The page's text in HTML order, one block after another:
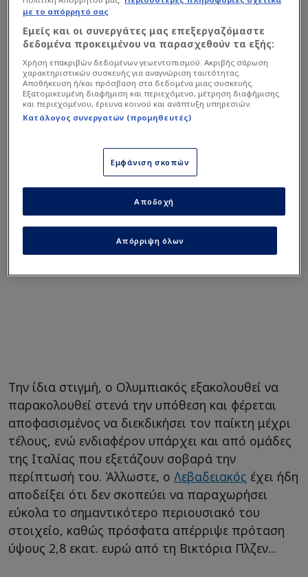
αναμένεται να πραγματοποιηθεί κρίσιμο
ραντεβού ανάμεσα στον Γιάννη Κομπότη και
εκπρόσωπο του Παναθηναϊκού, με τους
Πράσινους να ετοιμάζονται να καταθέσουν
επίσημη πρόταση για την απόκτηση του
ποδοσφαιριστή. Αυτό δεν σημαίνει απαραίτητα
ότι η μεταγραφή θα ολοκληρωθεί άμεσα, ωστόσο
αναμένεται να πάρει συγκεκριμένη μορφή και να
συνοδευτεί από οικονομική πρόταση.
Στο κόλποΟλυμπιακόςκαι
Βικτόρια Πλζεν...
Την ίδια στιγμή, ο Ολυμπιακός εξακολουθεί να
παρακολουθεί στενά την υπόθεση και φέρεται
αποφασισμένος να διεκδικήσει τον παίκτη μέχρι
τέλους, ενώ ενδιαφέρον υπάρχει και από ομάδες
της Ιταλίας που εξετάζουν σοβαρά την
περίπτωσή του. Άλλωστε, ο Λεβαδειακός έχει ήδη
αποδείξει ότι δεν σκοπεύει να παραχωρήσει
εύκολα το σημαντικότερο περιουσιακό του
στοιχείο, καθώς πρόσφατα απέρριψε πρόταση
ύψους 2,8 εκατ. ευρώ από τη Βικτόρια Πλζεν...
με το απόρρητό σας
Εμείς και οι συνεργάτες μας επεξεργαζόμαστε
δεδομένα προκειμένου να παρασχεθούν τα εξής:
Χρήση επακριβών δεδομένων γεωεντοπισμού. Ακριβής σάρωση
χαρακτηριστικών συσκευής για αναγνώριση ταυτότητας.
Αποθήκευση ή/και πρόσβαση στα δεδομένα μιας συσκευής.
Εξατομικευμένη διαφήμιση και περιεχόμενο, μέτρηση διαφήμισης
και περιεχομένου, έρευνα κοινού και ανάπτυξη υπηρεσιών.
Κατάλογος συνεργατών (προμηθευτές)
Εμφάνιση σκοπών
Απόρριψη όλων
Αποδοχή